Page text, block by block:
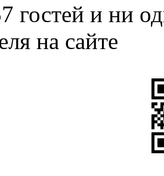
гостей и ни
на сайте